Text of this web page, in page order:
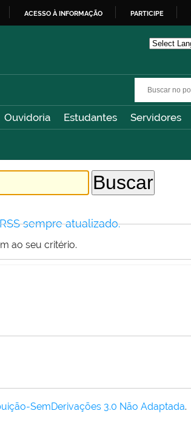
ACESSO À INFORMAÇÃO PARTICIPE
Ouvidoria Estudantes Servidores
sempre atualizado.
ao seu critério.
SemDerivações 3.0 Não Adaptada.